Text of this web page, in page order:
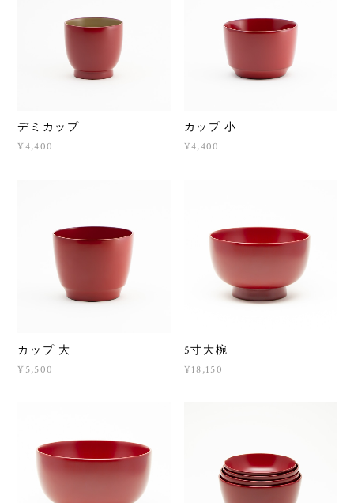
デミカップ
¥4,400
カップ 小
¥4,400
カップ 大
¥5,500
5寸大椀
¥18,150